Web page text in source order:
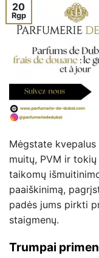
20
Rgp
Mėgstate
muitų, PVM ir tokių
taikomų
paaiškinimą,
padės jums pirkti
staigmenų.
Trumpai